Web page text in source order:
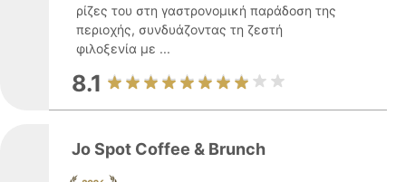
ρίζες του στη γαστρονομική παράδοση της
περιοχής, συνδυάζοντας τη ζεστή
φιλοξενία με ...
8.1
Jo Spot Coffee & Brunch